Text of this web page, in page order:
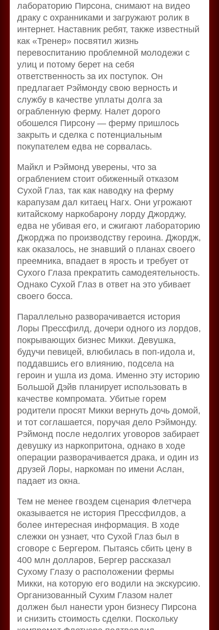
лабораторию Пирсона, снимают на видео
драку с охранниками и загружают ролик в
интернет. Наставник ребят, также известный
как «Тренер» посвятил жизнь
перевоспитанию проблемной молодежи с
улиц и потому берет на себя
ответственность за их поступок. Он
предлагает Рэймонду свою верность и
службу в качестве уплаты долга за
ограбленную ферму. Налет дорого
обошелся Пирсону — ферму пришлось
закрыть и сделка с потенциальным
покупателем едва не сорвалась.
Майкл и Рэймонд уверены, что за
ограблением стоит обиженный отказом
Сухой Глаз, так как наводку на ферму
карапузам дал китаец Нагх. Они угрожают
китайскому наркобарону лорду Джорджу,
едва не убивая его, и сжигают лабораторию
Джорджа по производству героина. Джордж,
как оказалось, не знавший о планах своего
преемника, впадает в ярость и требует от
Сухого Глаза прекратить самодеятельность.
Однако Сухой Глаз в ответ на это убивает
своего босса.
Параллельно разворачивается история
Лоры Прессфилд, дочери одного из лордов,
покрывающих бизнес Микки. Девушка,
будучи певицей, влюбилась в поп-идола и,
поддавшись его влиянию, подсела на
героин и ушла из дома. Именно эту историю
Большой Дэйв планирует использовать в
качестве компромата. Убитые горем
родители просят Микки вернуть дочь домой,
и тот соглашается, поручая дело Рэймонду.
Рэймонд после недолгих уговоров забирает
девушку из наркопритона, однако в ходе
операции разворачивается драка, и один из
друзей Лоры, наркоман по имени Аслан,
падает из окна.
Тем не менее гвоздем сценария Флетчера
оказывается не история Прессфилдов, а
более интересная информация. В ходе
слежки он узнает, что Сухой Глаз был в
сговоре с Бергером. Пытаясь сбить цену в
400 млн долларов, Бергер рассказал
Сухому Глазу о расположении фермы
Микки, на которую его водили на экскурсию.
Организованный Сухим Глазом налет
должен был нанести урон бизнесу Пирсона
и снизить стоимость сделки. Поскольку